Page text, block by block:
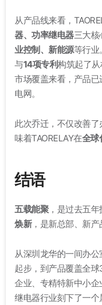
从产品线来看，
器、功率继电器三大核
业控制、新能源等行业
与14项专利构筑起了
市场覆盖来看，产品已
电网。
此次乔迁，不仅改善
味着TAORELAY在全球
结语
五载能聚，是过去五年
焕新，是新总部、新
从深圳龙华的一间办
起步，到产品覆盖全
企业、专精特新中小
继电器行业刻下了一